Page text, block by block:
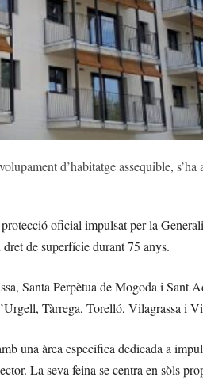
d’habitatge assequible,
oficial impulsat per la
de superfície durant 75 anys.
Santa Perpètua de Mogoda i Sant
Tàrrega, Torelló, Vilagrassa i
una àrea específica dedicada a
La seva feina se centra en sòls